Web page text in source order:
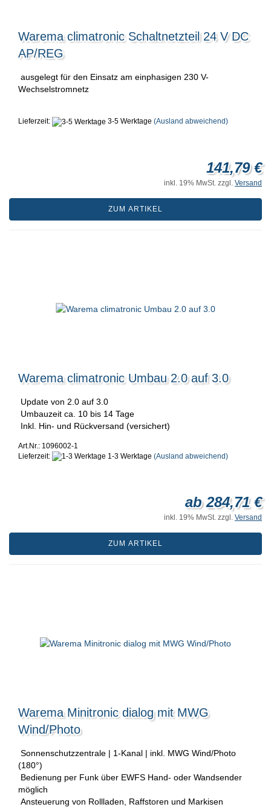
Warema climatronic Schaltnetzteil 24 V DC
AP/REG
ausgelegt für den Einsatz am einphasigen 230 V-
Wechselstromnetz
Lieferzeit: 3-5 Werktage (Ausland abweichend)
141,79 €
inkl. 19% MwSt. zzgl. Versand
ZUM ARTIKEL
Warema climatronic Umbau 2.0 auf 3.0
Update von 2.0 auf 3.0
Umbauzeit ca. 10 bis 14 Tage
Inkl. Hin- und Rückversand (versichert)
Art.Nr.: 1096002-1
Lieferzeit:
1-3 Werktage (Ausland abweichend)
ab 284,71 €
inkl. 19% MwSt. zzgl. Versand
ZUM ARTIKEL
Warema Minitronic dialog mit MWG
Wind/Photo
Sonnenschutzzentrale | 1-Kanal | inkl. MWG Wind/Photo
(180°)
Bedienung per Funk über EWFS Hand- oder Wandsender
möglich
Ansteuerung von Rollladen, Raffstoren und Markisen